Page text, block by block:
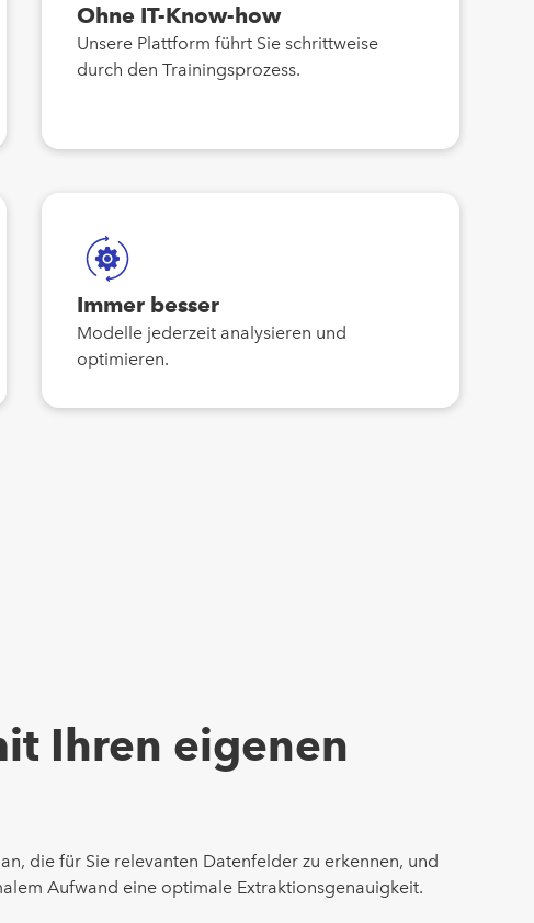
Ohne IT-Know-how
Unsere Plattform führt Sie schrittweise
durch den Trainingsprozess.
Immer besser
Modelle jederzeit analysieren und
optimieren.
Ihren eigenen
die für Sie relevanten Datenfelder zu erkennen, und
Aufwand eine optimale Extraktionsgenauigkeit.